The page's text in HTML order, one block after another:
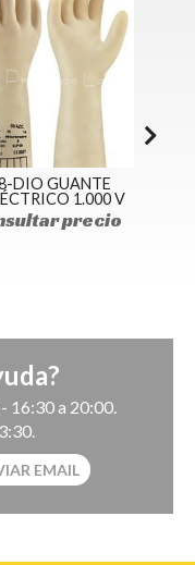
DIO GUANTE
1.000 V
precio
16:30 a 20:00.
EMAIL